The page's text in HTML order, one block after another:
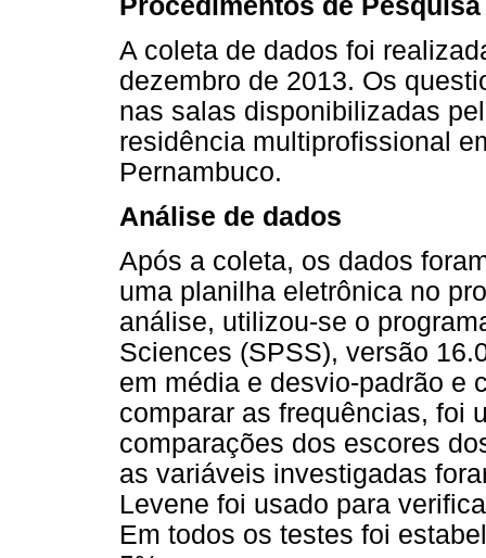
Procedimentos de Pesquisa
A coleta de dados foi
dezembro de 2013. Os
nas salas disponibilizadas
residência multiprofissional
Pernambuco.
Análise de dados
Após a coleta, os dados
uma planilha eletrônica no
análise, utilizou-se o
Sciences (SPSS), versão
em média e desvio-padrão e
comparar as frequências, foi
comparações dos escores
as variáveis investigadas
Levene foi usado para
Em todos os testes foi